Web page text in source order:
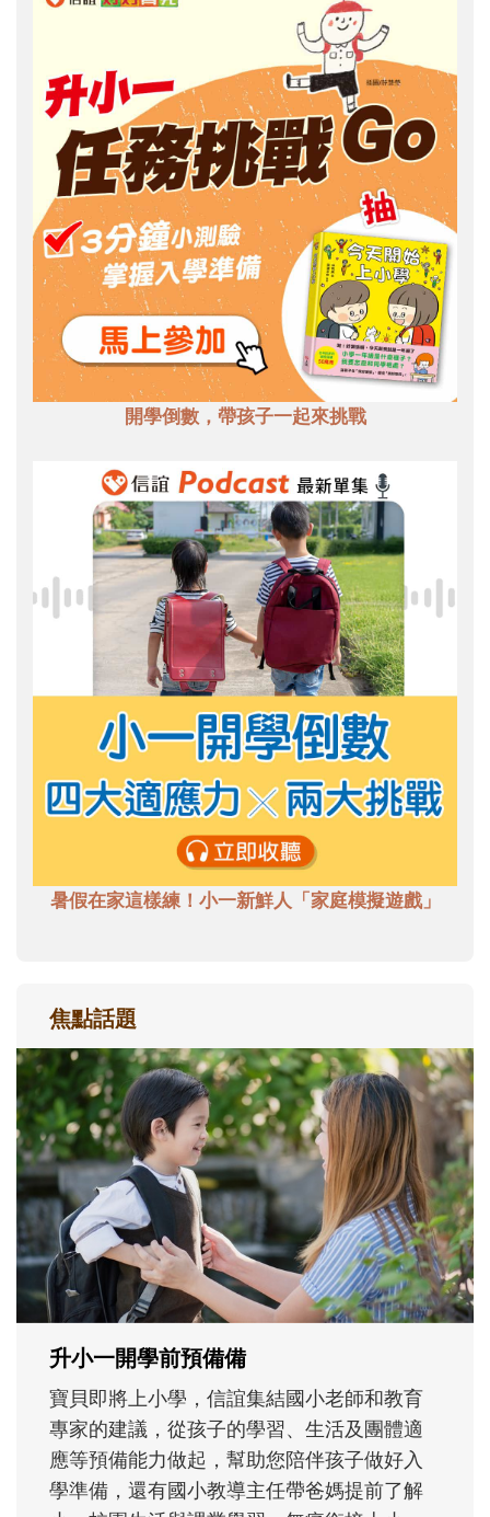
開學倒數，帶孩子一起來挑戰
暑假在家這樣練！小一新鮮人「家庭模擬遊戲」
焦點話題
和孩子一起長大的那個男人│讀懂父親的
不同模樣
沒有人天生就擅長當爸爸！男人總是在一次
次「前所未有」的體驗中，跟著孩子一起長
大。從給予安全感的肢體遊戲，到獨立自
主、角色認同及解決問題的能力養成。爸爸
正嘗試用不同的模樣，參與孩子每個重要的